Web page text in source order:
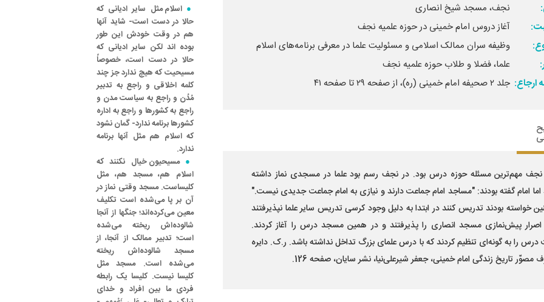
نجف، مسجد شیخ انصاری
آغاز دروس امام خمینی در حوزه علمیه نجف
وظیفه سران ممالک اسلامی و مسئولیت علما در معرفی برنامه‌های اسلام
علما، فضلا و طلاب حوزه علمیه نجف‌
ارجاع: جلد ۲ صحیفه امام خمینی (ره)، از صفحه ۲۹ تا صفحه ۴۱
نجف مهم‌ترین مسئله حوزه درس بود. در نجف رسم بود علما در مسجدی نماز داشته
اما امام گفته بودند: "مساجد امام جماعت دارند و نیازی به امام جماعت جدیدی نیست."
خواسته بودند تدریس کنند در ابتدا به دلیل وجود کرسی تدریس سایر علما نپذیرفتند
اصرار پیش‌نمازی مسجد انصاری را پذیرفتند و در همین مسجد درس را آغاز کردند.
را به گونه‌ای تنظیم کردند که با درس علمای بزرگ تداخل نداشته باشد. ر.ک. دایره
مصوّر تاریخ زندگی امام خمینی، جعفر شیرعلی‌نیا، نشر سایان، صفحه 126.
اسلام مثل سایر ادیانی که
حالا در دست است- شاید آنها
هم در وقت خودش این طور
بوده‌ اند لکن سایر ادیانی که
حالا در دست است، خصوصاً
مسیحیت که هیچ ندارد جز چند
کلمه اخلاقی و راجع به تدبیر
مُدُن و راجع به سیاست مدن و
راجع به کشورها و راجع به اداره
کشورها برنامه ندارد- گمان نشود
که اسلام هم مثل آنها برنامه
ندارد.
مسیحیون خیال نکنند که
اسلام هم، مسجد هم، مثل
کلیساست. مسجد وقتی نماز در
آن بر پا می‌شده است تکلیف
معین می‌کرده‌اند؛ جنگها از آنجا
شالوده‌اش ریخته می‌شده
است؛ تدبیر ممالک از آنجا، از
مسجد شالوده‌اش ریخته
می‌شده است. مسجد مثل
کلیسا نیست. کلیسا یک رابطه
فردی ما بین افراد و خدای